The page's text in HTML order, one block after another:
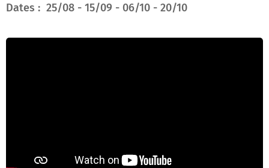
Dates : 25/08 - 15/09 - 06/10 - 20/10